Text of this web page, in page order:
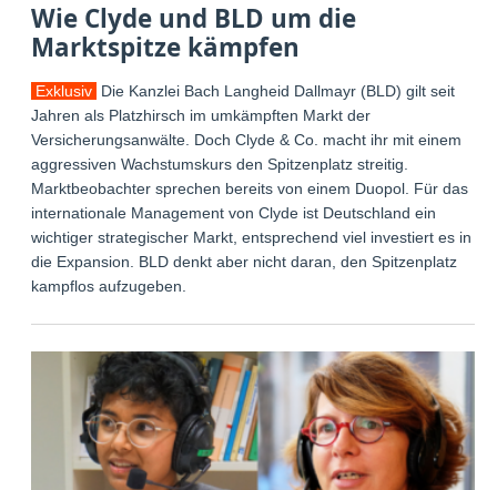
Wie Clyde und BLD um die
Marktspitze kämpfen
Exklusiv Die Kanzlei Bach Langheid Dallmayr (BLD) gilt seit
Jahren als Platzhirsch im umkämpften Markt der
Versicherungsanwälte. Doch Clyde & Co. macht ihr mit einem
aggressiven Wachstumskurs den Spitzenplatz streitig.
Marktbeobachter sprechen bereits von einem Duopol. Für das
internationale Management von Clyde ist Deutschland ein
wichtiger strategischer Markt, entsprechend viel investiert es in
die Expansion. BLD denkt aber nicht daran, den Spitzenplatz
kampflos aufzugeben.